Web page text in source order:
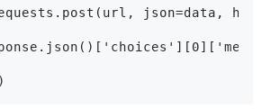
json=data,